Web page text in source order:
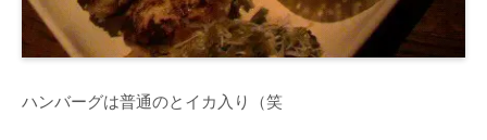
ハンバーグは普通のとイカ入り（笑